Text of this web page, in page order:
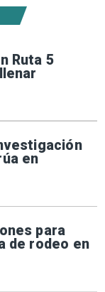
Ruta 5
en
para
de rodeo en